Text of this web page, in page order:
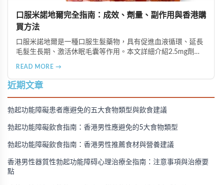
口服米諾地爾完全指南：成效、劑量、副作用與香港購
買方法
口服米諾地爾是一種口服生髮藥物，具有促進血液循環、延長
毛髮生長期、激活休眠毛囊等作用。本文詳細介紹2.5mg劑量
購買方法，並提供真實用戶經驗分享。
READ MORE →
近期文章
勃起功能障礙患者應避免的五大食物類型與飲食建議
勃起功能障礙飲食指南：香港男性應避免的5大食物類型
勃起功能障礙飲食指南：香港男性推薦食材與營養建議
香港男性器質性勃起功能障碍心理治療全指南：注意事項與治療要
點